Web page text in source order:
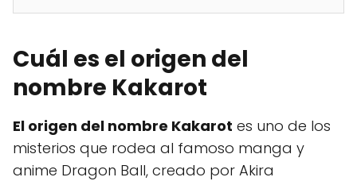
Cuál es el origen del
nombre Kakarot
El origen del nombre Kakarot es uno de los
misterios que rodea al famoso manga y
anime Dragon Ball, creado por Akira